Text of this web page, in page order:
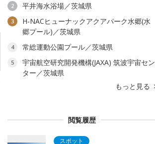
2 平井海水浴場／茨城県
3
H-NACヒューナックアクアパーク水郷(水
郷プール)／茨城県
4 常総運動公園プール／茨城県
5
宇宙航空研究開発機構(JAXA) 筑波宇宙セン
ター／茨城県
もっと見る
閲覧履歴